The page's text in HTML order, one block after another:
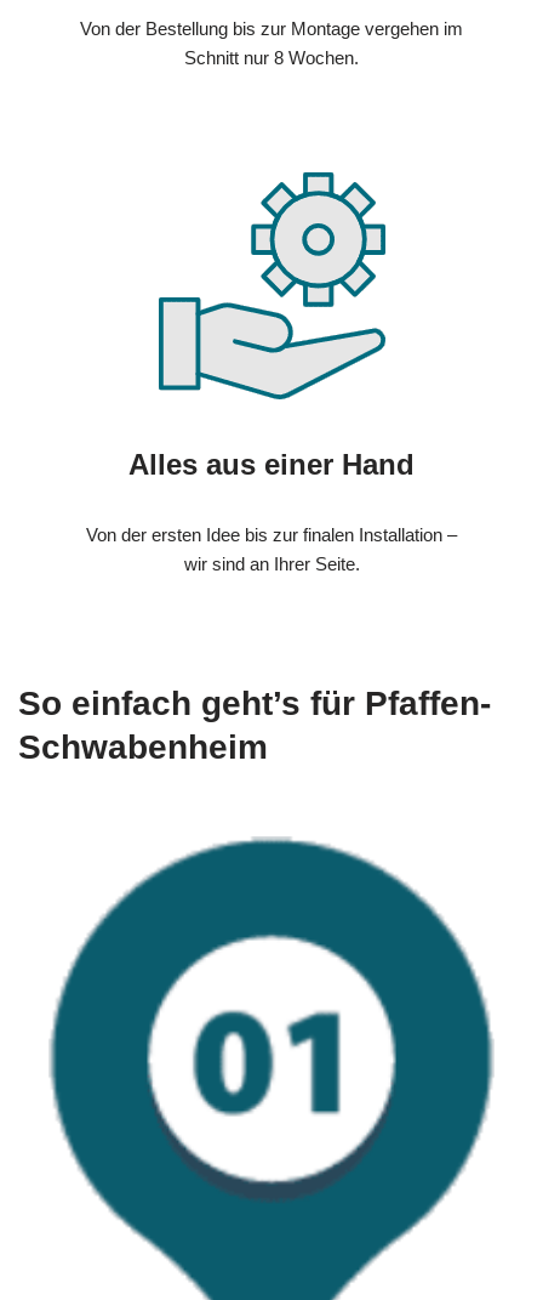
Von der Bestellung bis zur Montage vergehen im
Schnitt nur 8 Wochen.
Alles aus einer Hand
Von der ersten Idee bis zur finalen Installation –
wir sind an Ihrer Seite.
So einfach geht’s für Pfaffen-
Schwabenheim